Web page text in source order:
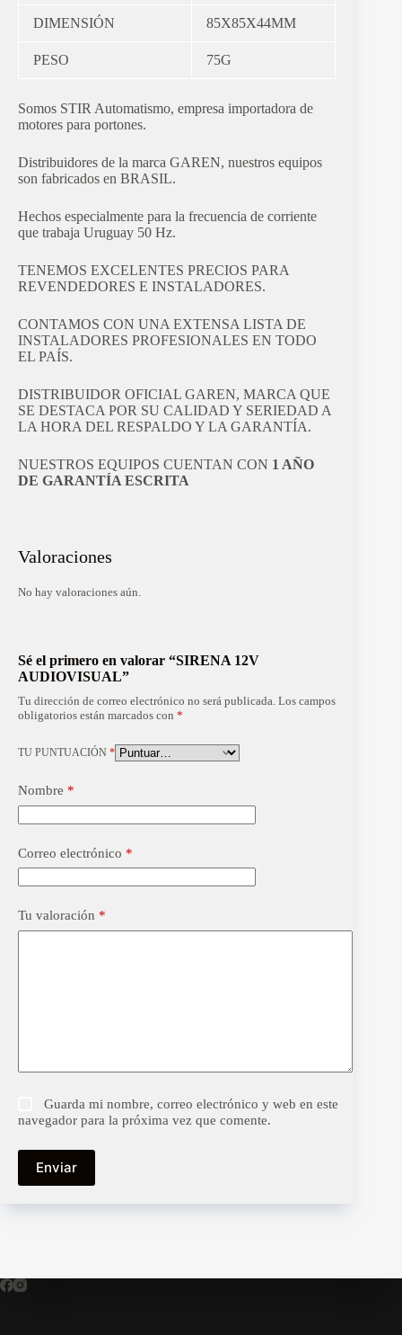
DIMENSIÓN 85X85X44MM
PESO 75G
Somos STIR Automatismo, empresa importadora de
motores para portones.
Distribuidores de la marca GAREN, nuestros equipos
son fabricados en BRASIL.
Hechos especialmente para la frecuencia de corriente
que trabaja Uruguay 50 Hz.
TENEMOS EXCELENTES PRECIOS PARA
REVENDEDORES E INSTALADORES.
CONTAMOS CON UNA EXTENSA LISTA DE
INSTALADORES PROFESIONALES EN TODO
EL PAÍS.
DISTRIBUIDOR OFICIAL GAREN, MARCA QUE
SE DESTACA POR SU CALIDAD Y SERIEDAD A
LA HORA DEL RESPALDO Y LA GARANTÍA.
NUESTROS EQUIPOS CUENTAN CON 1 AÑO
DE GARANTÍA ESCRITA
Valoraciones
No hay valoraciones aún.
Sé el primero en valorar “SIRENA 12V
AUDIOVISUAL”
Tu dirección de correo electrónico no será publicada. Los campos
obligatorios están marcados con *
TU PUNTUACIÓN *
Nombre *
Correo electrónico *
Tu valoración *
Guarda mi nombre, correo electrónico y web en este
navegador para la próxima vez que comente.
Enviar